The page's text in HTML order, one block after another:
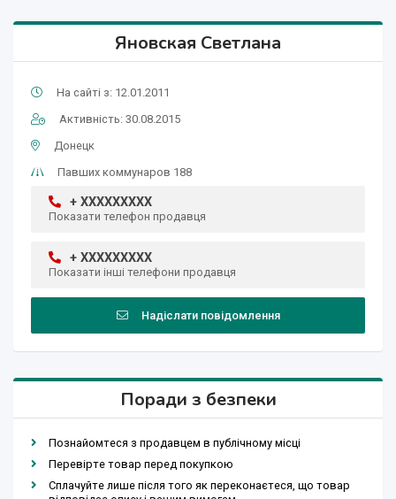
Яновская Светлана
На сайті з: 12.01.2011
Активність: 30.08.2015
Донецк
Павших коммунаров 188
+ XXXXXXXXX
Показати телефон продавця
+ XXXXXXXXX
Показати інші телефони продавця
Надіслати повідомлення
Поради з безпеки
Познайомтеся з продавцем в публічному місці
Перевірте товар перед покупкою
Сплачуйте лише після того як переконаєтеся, що товар